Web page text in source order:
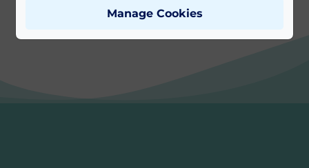
Manage Cookies